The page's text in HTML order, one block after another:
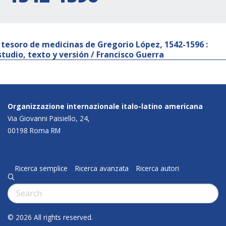
tesoro de medicinas de Gregorio López, 1542-1596 :
texto y versión / Francisco Guerra
Organizzazione internazionale italo-latino americana
Via Giovanni Paisiello, 24,
00198 Roma RM
Ricerca semplice Ricerca avanzata Ricerca autori
q
Cerca:
© 2026 All rights reserved.